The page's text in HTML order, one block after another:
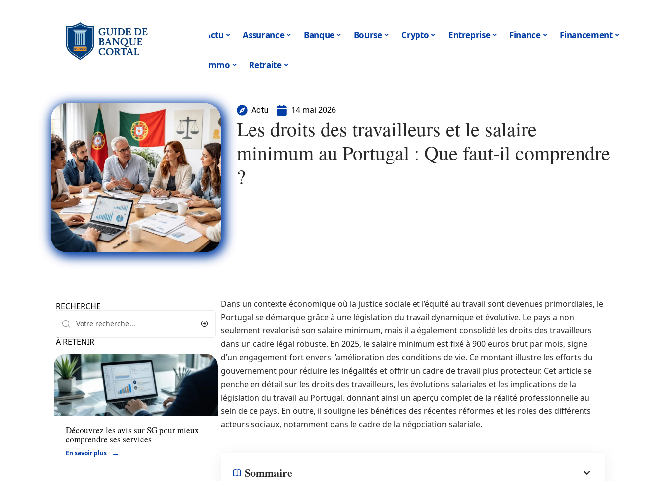
Actu Assurance Banque Bourse Crypto Entreprise Finance Financement
Immo Retraite
Actu 14 mai 2026
Les droits des travailleurs et le salaire
minimum au Portugal : Que faut-il comprendre
?
RECHERCHE
À RETENIR
Banque
Découvrez les avis sur SG pour mieux
comprendre ses services
En savoir plus
Dans un contexte économique où la justice sociale et l’équité au travail sont devenues primordiales, le
Portugal se démarque grâce à une législation du travail dynamique et évolutive. Le pays a non
seulement revalorisé son salaire minimum, mais il a également consolidé les droits des travailleurs
dans un cadre légal robuste. En 2025, le salaire minimum est fixé à 900 euros brut par mois, signe
d’un engagement fort envers l’amélioration des conditions de vie. Ce montant illustre les efforts du
gouvernement pour réduire les inégalités et offrir un cadre de travail plus protecteur. Cet article se
penche en détail sur les droits des travailleurs, les évolutions salariales et les implications de la
législation du travail au Portugal, donnant ainsi un aperçu complet de la réalité professionnelle au
sein de ce pays. En outre, il souligne les bénéfices des récentes réformes et les roles des différents
acteurs sociaux, notamment dans le cadre de la négociation salariale.
Sommaire